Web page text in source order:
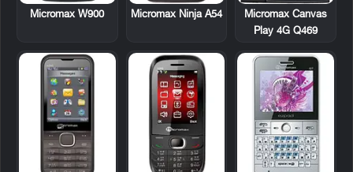
Micromax Canvas
Play 4G Q469
Micromax Ninja A54
Micromax W900